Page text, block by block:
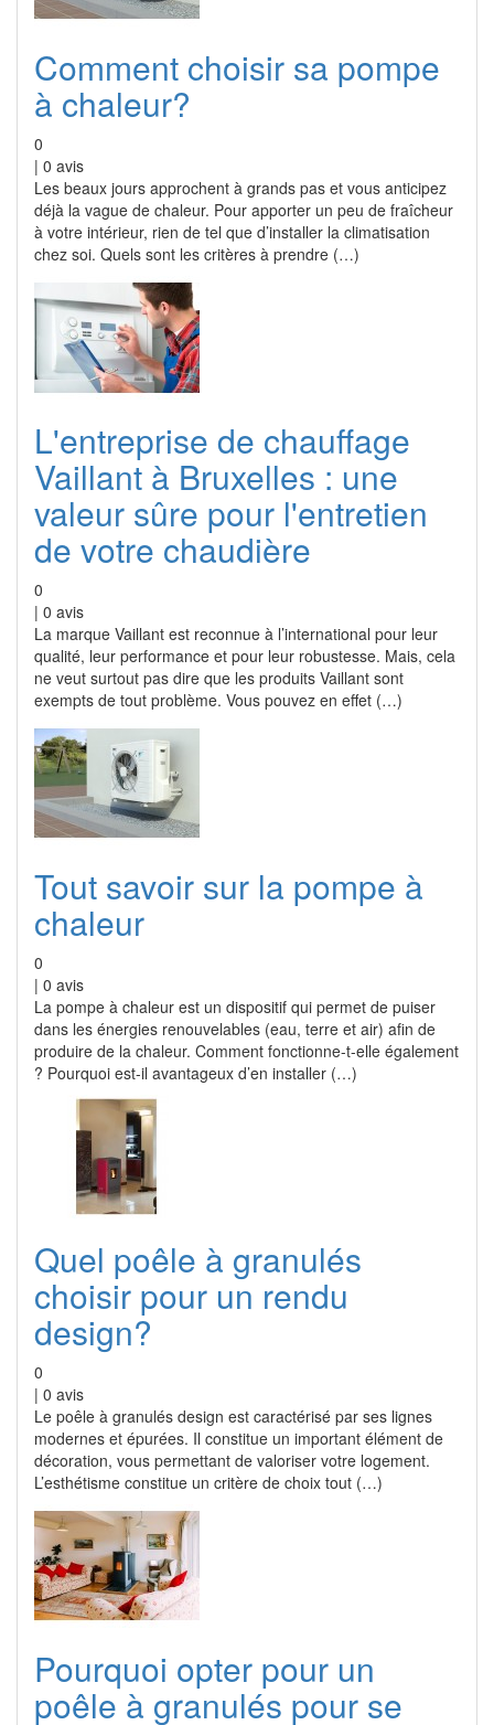
Comment choisir sa pompe
à chaleur?
0
| 0 avis
Les beaux jours approchent à grands pas et vous anticipez
déjà la vague de chaleur. Pour apporter un peu de fraîcheur
à votre intérieur, rien de tel que d’installer la climatisation
chez soi. Quels sont les critères à prendre (…)
L'entreprise de chauffage
Vaillant à Bruxelles : une
valeur sûre pour l'entretien
de votre chaudière
0
| 0 avis
La marque Vaillant est reconnue à l’international pour leur
qualité, leur performance et pour leur robustesse. Mais, cela
ne veut surtout pas dire que les produits Vaillant sont
exempts de tout problème. Vous pouvez en effet (…)
Tout savoir sur la pompe à
chaleur
0
| 0 avis
La pompe à chaleur est un dispositif qui permet de puiser
dans les énergies renouvelables (eau, terre et air) afin de
produire de la chaleur. Comment fonctionne-t-elle également
? Pourquoi est-il avantageux d’en installer (…)
Quel poêle à granulés
choisir pour un rendu
design?
0
| 0 avis
Le poêle à granulés design est caractérisé par ses lignes
modernes et épurées. Il constitue un important élément de
décoration, vous permettant de valoriser votre logement.
L’esthétisme constitue un critère de choix tout (…)
Pourquoi opter pour un
poêle à granulés pour se